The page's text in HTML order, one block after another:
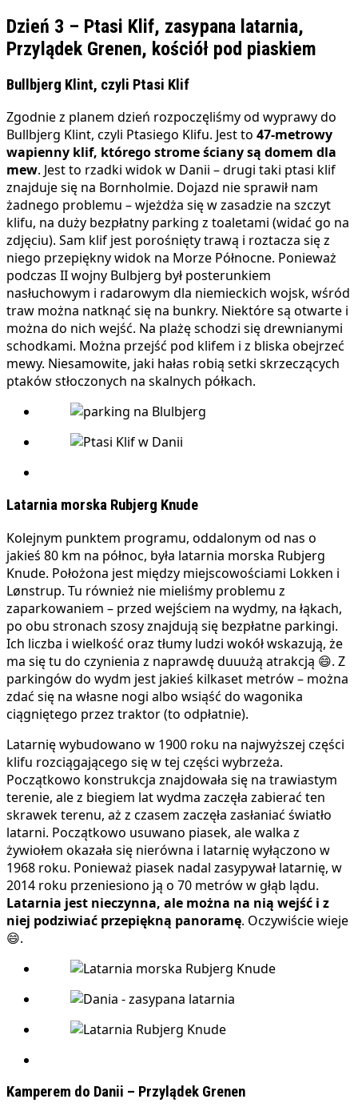
Dzień 3 – Ptasi Klif, zasypana latarnia,
Przylądek Grenen, kościół pod piaskiem
Bullbjerg Klint, czyli Ptasi Klif
Zgodnie z planem dzień rozpoczęliśmy od wyprawy do
Bullbjerg Klint, czyli Ptasiego Klifu. Jest to 47-metrowy
wapienny klif, którego strome ściany są domem dla
mew. Jest to rzadki widok w Danii – drugi taki ptasi klif
znajduje się na Bornholmie. Dojazd nie sprawił nam
żadnego problemu – wjeżdża się w zasadzie na szczyt
klifu, na duży bezpłatny parking z toaletami (widać go na
zdjęciu). Sam klif jest porośnięty trawą i roztacza się z
niego przepiękny widok na Morze Północne. Ponieważ
podczas II wojny Bulbjerg był posterunkiem
nasłuchowym i radarowym dla niemieckich wojsk, wśród
traw można natknąć się na bunkry. Niektóre są otwarte i
można do nich wejść. Na plażę schodzi się drewnianymi
schodkami. Można przejść pod klifem i z bliska obejrzeć
mewy. Niesamowite, jaki hałas robią setki skrzeczących
ptaków stłoczonych na skalnych półkach.
Latarnia morska Rubjerg Knude
Kolejnym punktem programu, oddalonym od nas o
jakieś 80 km na północ, była latarnia morska Rubjerg
Knude. Położona jest między miejscowościami Lokken i
Lønstrup. Tu również nie mieliśmy problemu z
zaparkowaniem – przed wejściem na wydmy, na łąkach,
po obu stronach szosy znajdują się bezpłatne parkingi.
Ich liczba i wielkość oraz tłumy ludzi wokół wskazują, że
ma się tu do czynienia z naprawdę duuużą atrakcją 😄. Z
parkingów do wydm jest jakieś kilkaset metrów – można
zdać się na własne nogi albo wsiąść do wagonika
ciągniętego przez traktor (to odpłatnie).
Latarnię wybudowano w 1900 roku na najwyższej części
klifu rozciągającego się w tej części wybrzeża.
Początkowo konstrukcja znajdowała się na trawiastym
terenie, ale z biegiem lat wydma zaczęła zabierać ten
skrawek terenu, aż z czasem zaczęła zasłaniać światło
latarni. Początkowo usuwano piasek, ale walka z
żywiołem okazała się nierówna i latarnię wyłączono w
1968 roku. Ponieważ piasek nadal zasypywał latarnię, w
2014 roku przeniesiono ją o 70 metrów w głąb lądu.
Latarnia jest nieczynna, ale można na nią wejść i z
niej podziwiać przepiękną panoramę. Oczywiście wieje
😄.
Kamperem do Danii – Przylądek Grenen